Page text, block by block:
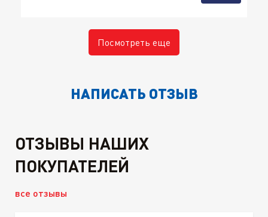
Посмотреть еще
НАПИСАТЬ ОТЗЫВ
ОТЗЫВЫ НАШИХ
ПОКУПАТЕЛЕЙ
все отзывы